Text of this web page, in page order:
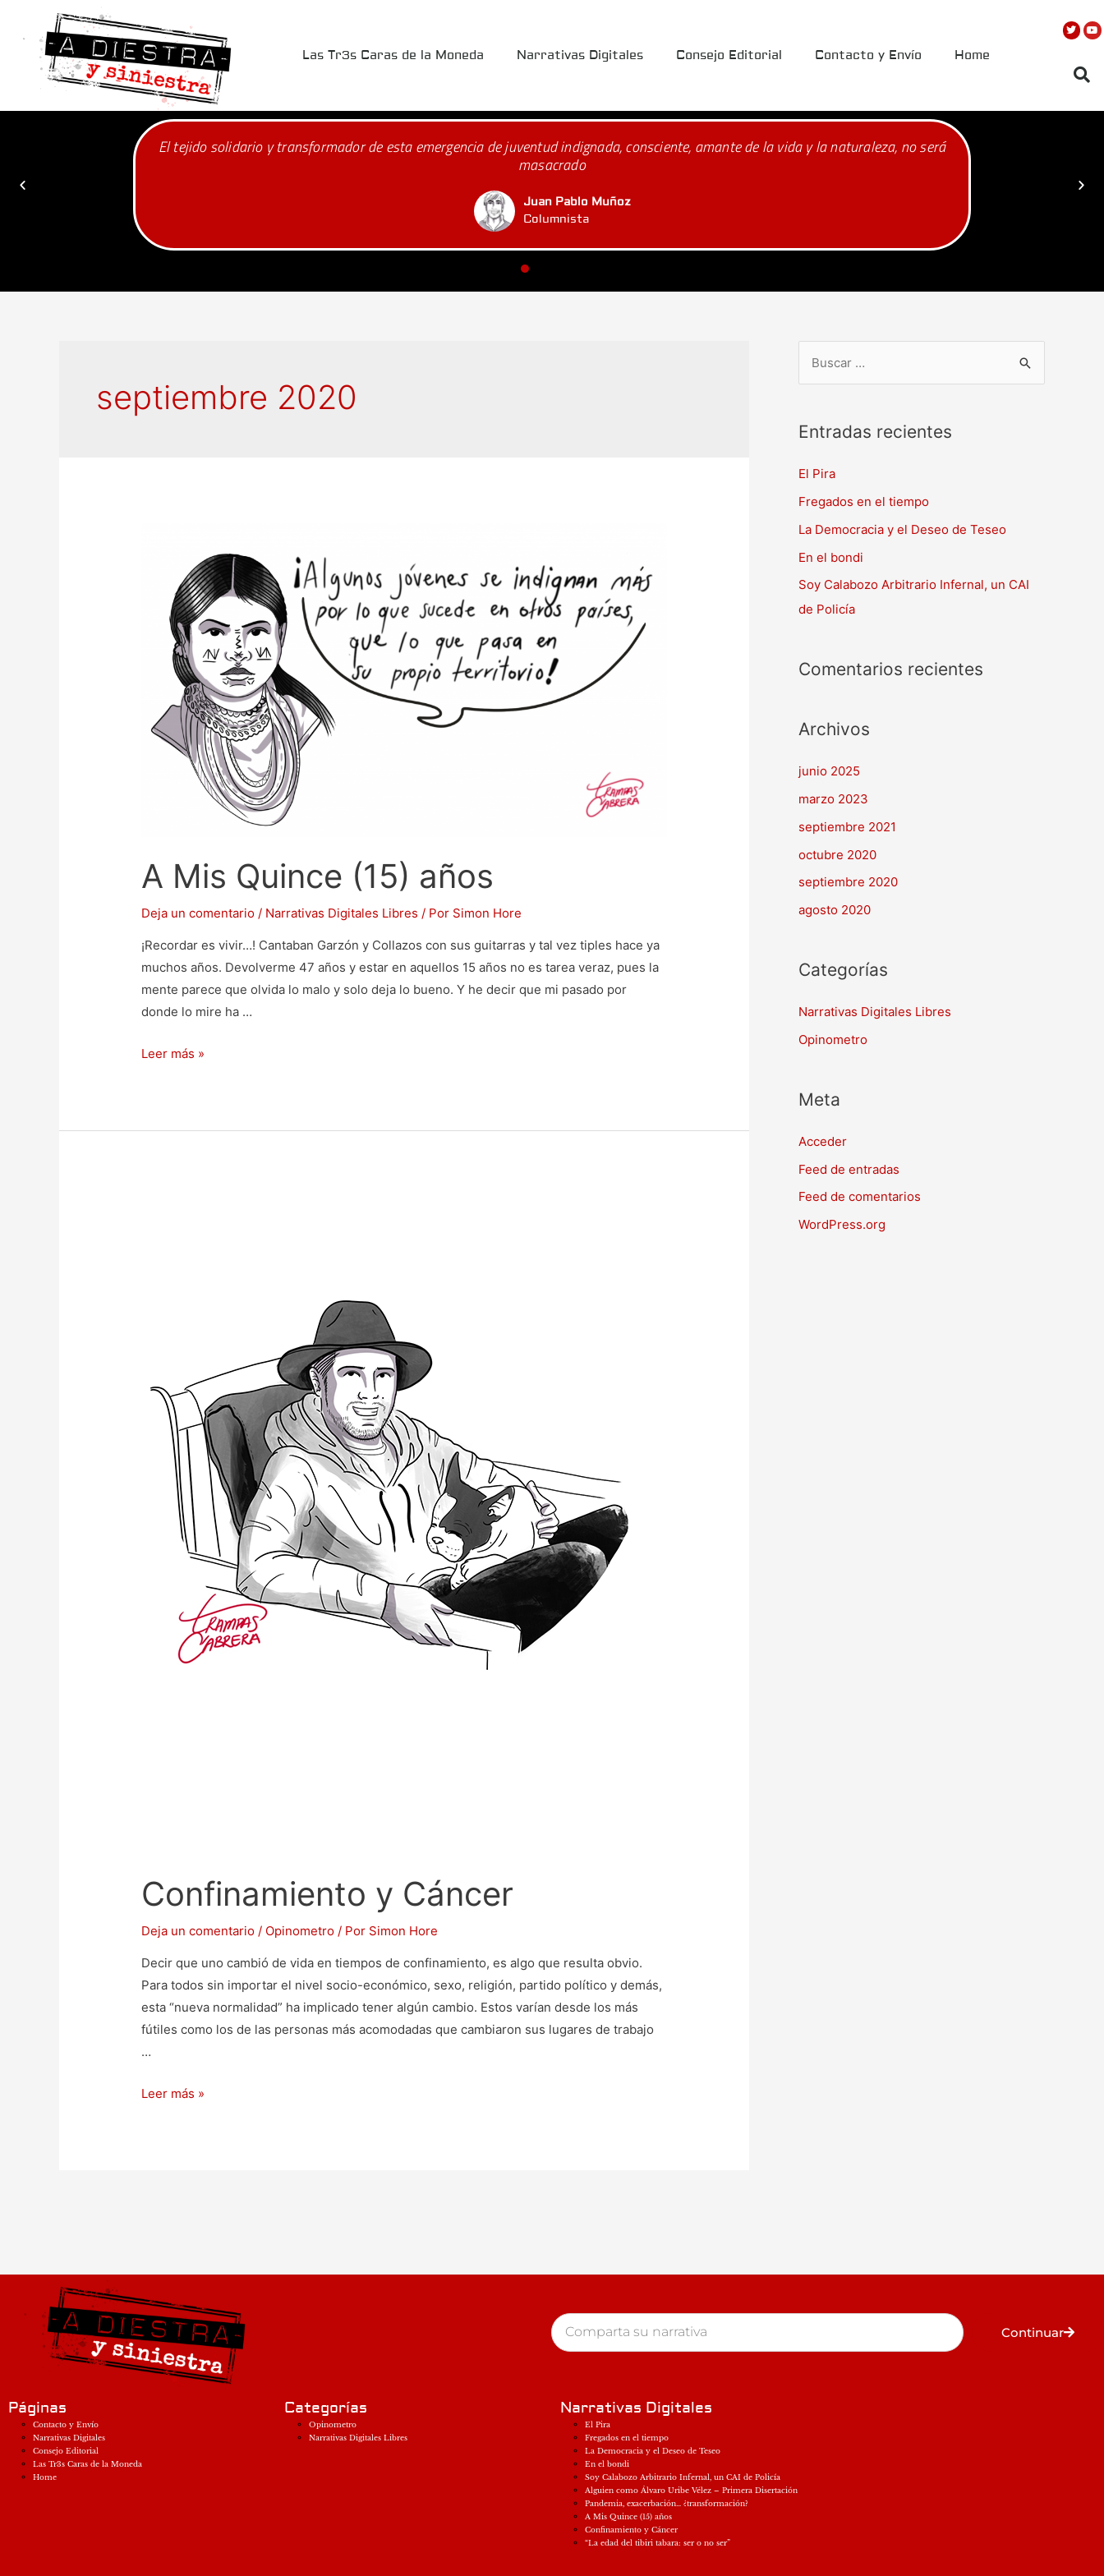
Las Tr3s Caras de la Moneda Narrativas Digitales Consejo Editorial Contacto y Envío Home
amante de la vida y la naturaleza, no será
Asesinato de 18 jóvenes en medio del absurdo y la falta de control territorial. ¿Está el estado colombiano en control de su
septiembre 2020
A Mis Quince (15) años
Deja un comentario / Narrativas Digitales Libres / Por Simon Hore
¡Recordar es vivir…! Cantaban Garzón y Collazos con sus guitarras y tal vez tiples hace ya
muchos años. Devolverme 47 años y estar en aquellos 15 años no es tarea veraz, pues la
mente parece que olvida lo malo y solo deja lo bueno. Y he decir que mi pasado por
donde lo mire ha …
Leer más »
Confinamiento y Cáncer
Deja un comentario / Opinometro / Por Simon Hore
Decir que uno cambió de vida en tiempos de confinamiento, es algo que resulta obvio.
Para todos sin importar el nivel socio-económico, sexo, religión, partido político y demás,
esta “nueva normalidad” ha implicado tener algún cambio. Estos varían desde los más
fútiles como los de las personas más acomodadas que cambiaron sus lugares de trabajo
…
Leer más »
Entradas recientes
El Pira
Fregados en el tiempo
La Democracia y el Deseo de Teseo
En el bondi
Soy Calabozo Arbitrario Infernal, un CAI
de Policía
Comentarios recientes
Archivos
junio 2025
marzo 2023
septiembre 2021
octubre 2020
septiembre 2020
agosto 2020
Categorías
Narrativas Digitales Libres
Opinometro
Meta
Acceder
Feed de entradas
Feed de comentarios
WordPress.org
Continuar
Páginas
Contacto y Envío
Narrativas Digitales
Consejo Editorial
Las Tr3s Caras de la Moneda
Home
Categorías
Opinometro
Narrativas Digitales Libres
Narrativas Digitales
El Pira
Fregados en el tiempo
La Democracia y el Deseo de Teseo
En el bondi
Soy Calabozo Arbitrario Infernal, un CAI de Policía
Alguien como Álvaro Uribe Vélez – Primera Disertación
Pandemia, exacerbación… ¿transformación?
A Mis Quince (15) años
Confinamiento y Cáncer
“La edad del tibiri tabara: ser o no ser”